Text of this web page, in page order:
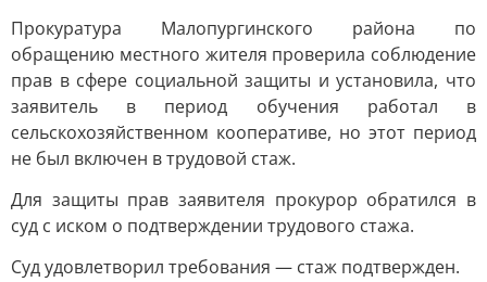
Прокуратура Малопургинского района по
обращению местного жителя проверила соблюдение
прав в сфере социальной защиты и установила, что
заявитель в период обучения работал в
сельскохозяйственном кооперативе, но этот период
не был включен в трудовой стаж.
Для защиты прав заявителя прокурор обратился в
суд с иском о подтверждении трудового стажа.
Суд удовлетворил требования — стаж подтвержден.